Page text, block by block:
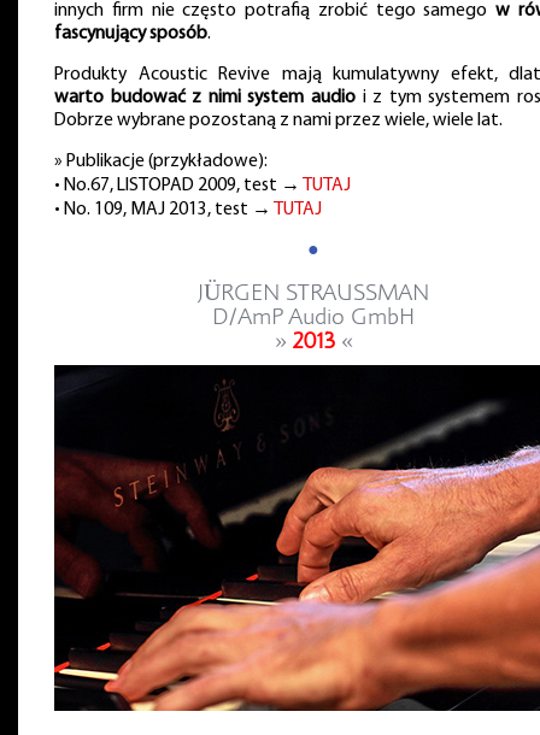
innych firm nie często potrafią zrobić tego samegow
fascynujący sposób.
Produkty Acoustic Revive mają kumulatywny efekt,
warto budować z nimi system audio i z tym systemem
Dobrze wybrane pozostaną z nami przez wiele, wiele lat.
» Publikacje (przykładowe):
• No.67, LISTOPAD 2009, test →
TUTAJ
• No. 109, MAJ 2013, test →
TUTAJ
●
JÜRGEN STRAUSSMAN
D/AmP Audio GmbH
» 2013«